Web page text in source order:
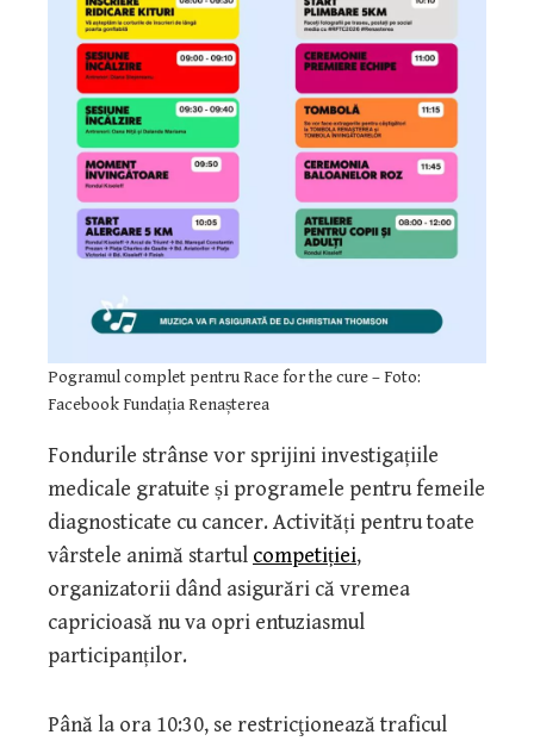
Pogramul complet pentru Race for the cure – Foto:
Facebook Fundația Renașterea
Fondurile strânse vor sprijini investigațiile
medicale gratuite și programele pentru femeile
diagnosticate cu cancer. Activități pentru toate
vârstele animă startul competiției,
organizatorii dând asigurări că vremea
capricioasă nu va opri entuziasmul
participanților.
Până la ora 10:30, se restricţionează traficul